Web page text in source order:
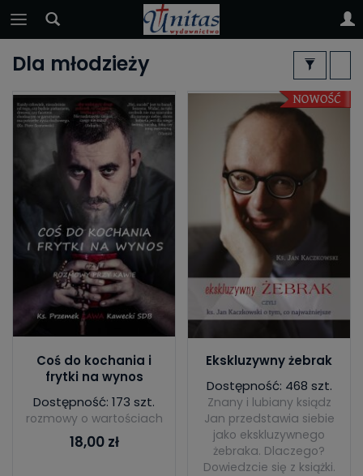
Dla młodzieży
Coś do kochania i
frytki na wynos
Dostępność: 173 szt.
rozmowy o wartościach
18,00 zł
Ekskluzywny żebrak
Dostępność: 468 szt.
Znany i lubiany ksiądz
Jan przedstawia siebie
jako ekskluzywnego
żebraka. Dlaczego?
Dowiedzcie się z książki.